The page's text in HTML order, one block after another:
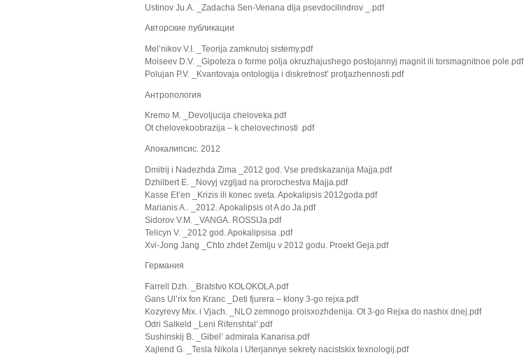
Ustinov Ju.A. _Zadacha Sen-Venana dlja psevdocilindrov _.pdf
Авторские публикации
Mel’nikov V.I. _Teorija zamknutoj sistemy.pdf
Moiseev D.V. _Gipoteza o forme polja okruzhajushego postojannyj magnit ili torsmagnitnoe pole.pdf
Polujan P.V. _Kvantovaja ontologija i diskretnost’ protjazhennosti.pdf
Антропология
Kremo M. _Devoljucija cheloveka.pdf
Ot chelovekoobrazija – k chelovechnosti .pdf
Апокалипсис. 2012
Dmitrij i Nadezhda Zima _2012 god. Vse predskazanija Majja.pdf
Dzhilbert E. _Novyj vzgljad na prorochestva Majja.pdf
Kasse Et’en _Krizis ili konec sveta. Apokalipsis 2012goda.pdf
Marianis A.. _2012. Apokalipsis ot A do Ja.pdf
Sidorov V.M. _VANGA. ROSSIJa.pdf
Telicyn V. _2012 god. Apokalipsisa .pdf
Xvi-Jong Jang _Chto zhdet Zemlju v 2012 godu. Proekt Geja.pdf
Германия
Farrell Dzh. _Bratstvo KOLOKOLA.pdf
Gans Ul’rix fon Kranc _Deti fjurera – klony 3-go rejxa.pdf
Kozyrevy Mix. i Vjach. _NLO zemnogo proisxozhdenija. Ot 3-go Rejxa do nashix dnej.pdf
Odri Salkeld _Leni Rifenshtal’.pdf
Sushinskij B. _Gibel’ admirala Kanarisa.pdf
Xajlend G. _Tesla Nikola i Uterjannye sekrety nacistskix texnologij.pdf